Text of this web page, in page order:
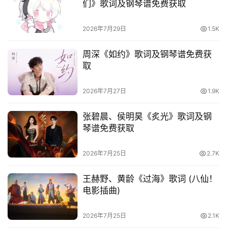
们》歌词及钢琴谱免费获取
2026年7月29日 1.5K
周深《如约》歌词及钢琴谱免费获
取
2026年7月27日 1.9K
张碧晨、侯明昊《炙光》歌词及钢
琴谱免费获取
2026年7月25日 2.7K
王赫野、黄龄《过海》歌词 (八仙！
电影插曲)
2026年7月25日 2.1K